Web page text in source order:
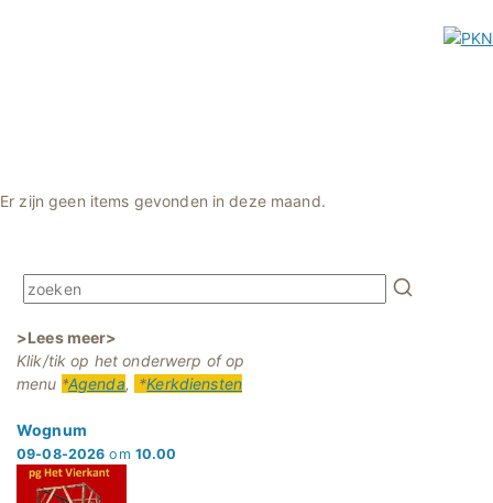
Er zijn geen items gevonden in deze maand.
>Lees meer>
Klik/tik op het onderwerp of op
menu *Agenda, *Kerkdiensten
Wognum
09-08-2026 om 10.00